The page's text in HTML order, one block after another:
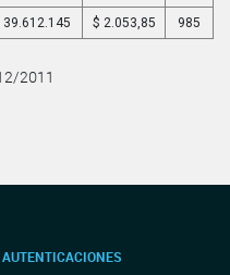
39.612.145 $ 2.053,85 985
2011
AUTENTICACIONES